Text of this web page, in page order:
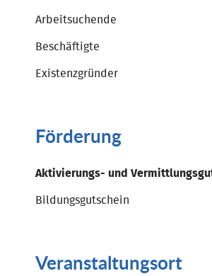
Arbeitsuchende
Beschäftigte
Existenzgründer
Förderung
Aktivierungs- und
Bildungsgutschein
Veranstaltungsort